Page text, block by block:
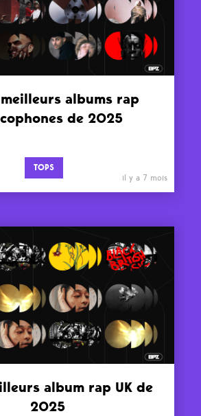
albums rap
de 2025
TOPS
il y a 7 mois
album rap UK de
2025